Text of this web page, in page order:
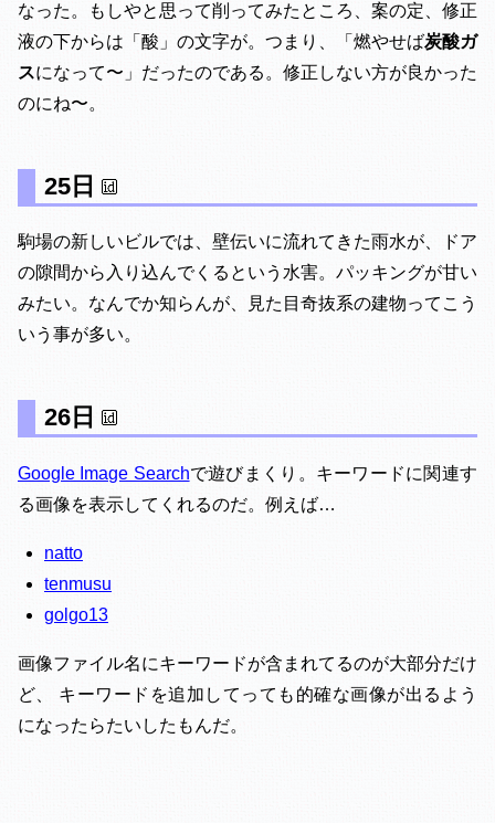
なった。もしやと思って削ってみたところ、案の定、修正
液の下からは「酸」の文字が。つまり、「燃やせば炭酸ガ
スになって〜」だったのである。修正しない方が良かった
のにね〜。
25日
駒場の新しいビルでは、壁伝いに流れてきた雨水が、ドア
の隙間から入り込んでくるという水害。パッキングが甘い
みたい。なんでか知らんが、見た目奇抜系の建物ってこう
いう事が多い。
26日
Google Image Searchで遊びまくり。キーワードに関連す
る画像を表示してくれるのだ。例えば…
natto
tenmusu
golgo13
画像ファイル名にキーワードが含まれてるのが大部分だけ
ど、 キーワードを追加してっても的確な画像が出るよう
になったらたいしたもんだ。